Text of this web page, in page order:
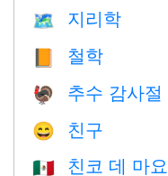
🗺 지리학
📙 철학
🦃 추수 감사절
😄 친구
🇲🇽 친코 데 마요